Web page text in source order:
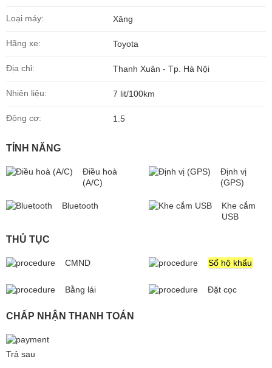
Loại máy: Xăng
Hãng xe: Toyota
Địa chỉ: Thanh Xuân - Tp. Hà Nội
Nhiên liệu: 7 lit/100km
Động cơ: 1.5
TÍNH NĂNG
Điều hoà
(A/C)
Định vị
(GPS)
Bluetooth
Khe cắm
USB
THỦ TỤC
CMND Sổ hộ khẩu
Bằng lái Đặt cọc
CHẤP NHẬN THANH TOÁN
Trả sau